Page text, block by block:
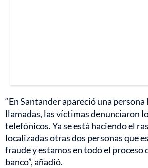
“En Santander apareció una
llamadas, las víctimas denunciaron
telefónicos. Ya se está haciendo el
localizadas otras dos personas que
fraude y estamos en todo el proceso
banco”, añadió.